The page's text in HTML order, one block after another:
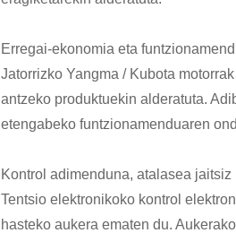
Erregai-ekonomia eta
Jatorrizko Yangma / Kubota
antzeko produktuekin alderatuta.
etengabeko funtzionamenduaren
Kontrol adimenduna, atalasea jaitsiz
Tentsio elektronikoko kontrol
hasteko aukera ematen du.